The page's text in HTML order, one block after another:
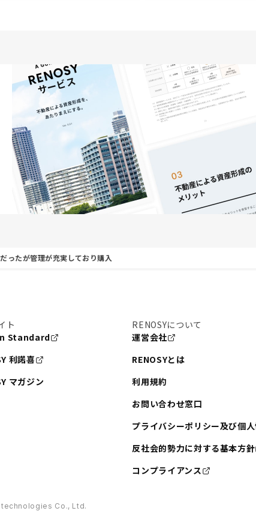
ったが管理が充実しており購入
ト
Standard
利諾喜
マガジン
RENOSYについて
運営会社
RENOSYとは
利用規約
お問い合わせ窓口
プライバシーポリシー及び個
反社会的勢力に対する基本方針
コンプライアンス
Co., Ltd.